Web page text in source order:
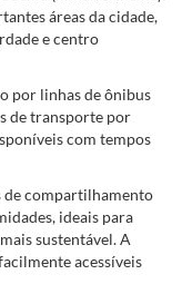
áreas da cidade,
e centro
por linhas de ônibus
de transporte por
com tempos
de compartilhamento
ideais para
sustentável. A
acessíveis